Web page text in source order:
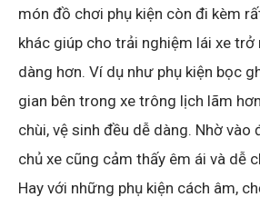
món đồ chơi phụ kiện còn đi kèm
khác giúp cho trải nghiệm lái xe trở
dàng hơn. Ví dụ như phụ kiện bọc
gian bên trong xe trông lịch lãm
chùi, vệ sinh đều dễ dàng. Nhờ vào
chủ xe cũng cảm thấy êm ái và dễ
Hay với những phụ kiện cách âm,